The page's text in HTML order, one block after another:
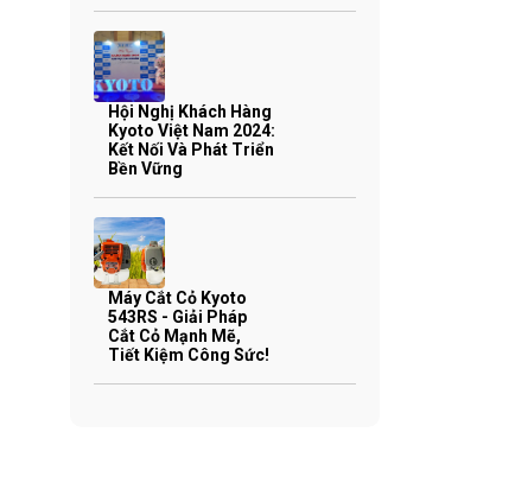
Hội Nghị Khách Hàng
Kyoto Việt Nam 2024:
Kết Nối Và Phát Triển
Bền Vững
Máy Cắt Cỏ Kyoto
543RS - Giải Pháp
Cắt Cỏ Mạnh Mẽ,
Tiết Kiệm Công Sức!